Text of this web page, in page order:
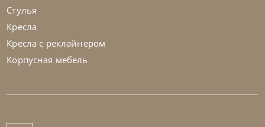
Стулья
Кресла
Кресла с реклайнером
Корпусная мебель